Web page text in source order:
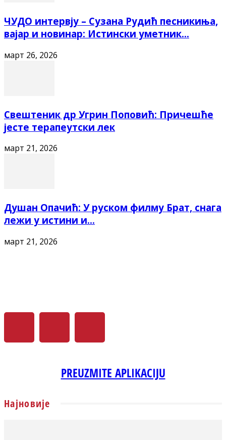
ЧУДО интервју – Сузана Рудић песникиња,
вајар и новинар: Истински уметник...
март 26, 2026
Свештеник др Угрин Поповић: Причешће
јесте терапеутски лек
март 21, 2026
Душан Опачић: У руском филму Брат, снага
лежи у истини и...
март 21, 2026
PREUZMITE APLIKACIJU
Најновије